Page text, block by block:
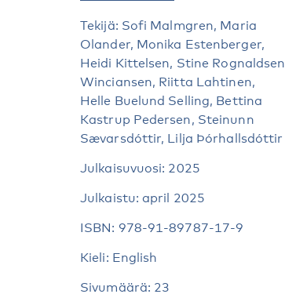
Tekijä: Sofi Malmgren, Maria
Olander, Monika Estenberger,
Heidi Kittelsen, Stine Rognaldsen
Winciansen, Riitta Lahtinen,
Helle Buelund Selling, Bettina
Kastrup Pedersen, Steinunn
Sævarsdóttir, Lilja Þórhallsdóttir
Julkaisuvuosi: 2025
Julkaistu: april 2025
ISBN: 978-91-89787-17-9
Kieli: English
Sivumäärä: 23